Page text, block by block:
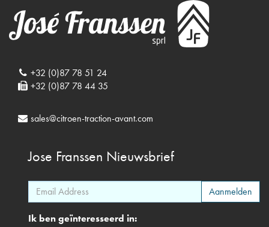
+32 (0)87 78 51 24
+32 (0)87 78 44 35
sales@citroen-traction-avant.com
Jose Franssen Nieuwsbrief
Ik ben geïnteresseerd in: